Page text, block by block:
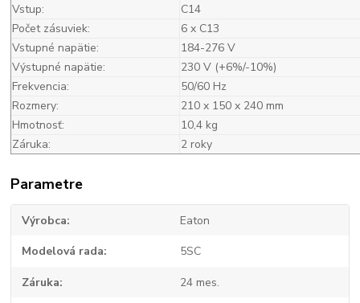
Vstup:
C14
Počet zásuviek:
6 x C13
Vstupné napätie:
184-276 V
Výstupné napätie:
230 V (+6%/-10%)
Frekvencia:
50/60 Hz
Rozmery:
210 x 150 x 240 mm
Hmotnosť:
10,4 kg
Záruka:
2 roky
Parametre
Výrobca Eaton
Modelová rada 5SC
Záruka 24 mes.